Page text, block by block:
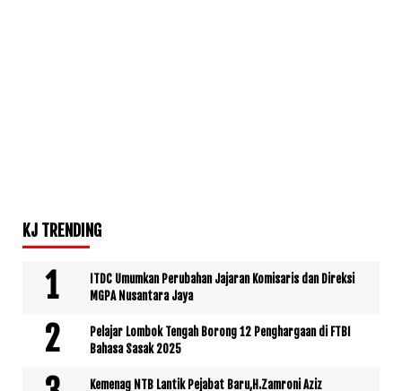
KJ TRENDING
ITDC Umumkan Perubahan Jajaran Komisaris dan Direksi
MGPA Nusantara Jaya
Pelajar Lombok Tengah Borong 12 Penghargaan di FTBI
Bahasa Sasak 2025
Kemenag NTB Lantik Pejabat Baru,H.Zamroni Aziz